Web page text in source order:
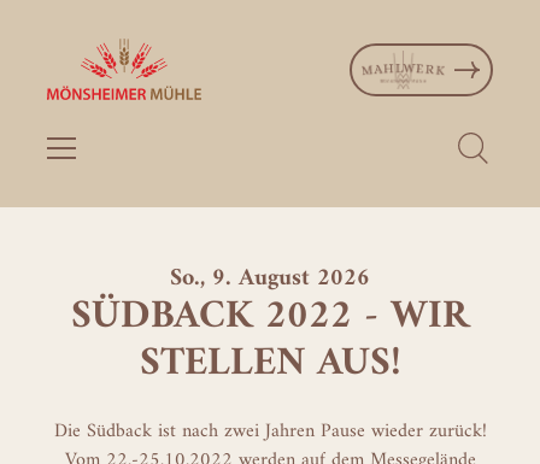
So., 9. August 2026
SÜDBACK 2022 - WIR
STELLEN AUS!
Die Südback ist nach zwei Jahren Pause wieder zurück!